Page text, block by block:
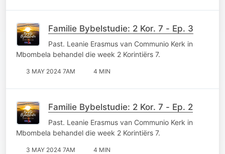
Familie Bybelstudie: 2 Kor. 7 - Ep. 3
Past. Leanie Erasmus van Communio Kerk in
Mbombela behandel die week 2 Korintiërs 7.
3 MAY 2024 7AM 4 MIN
Familie Bybelstudie: 2 Kor. 7 - Ep. 2
Past. Leanie Erasmus van Communio Kerk in
Mbombela behandel die week 2 Korintiërs 7.
3 MAY 2024 7AM 4 MIN